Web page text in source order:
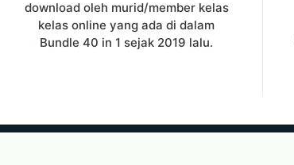
download oleh murid/member kelas
kelas online yang ada di dalam
Bundle 40 in 1 sejak 2019 lalu.